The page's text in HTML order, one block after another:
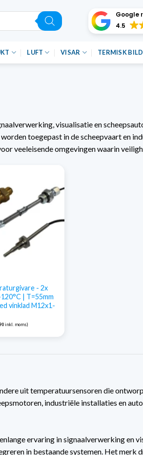
Google
4.5
LUFT VISAR TERMISK BILD
visualisatie en
toegepast in de scheepvaart en
veeleisende omgevingen waarin
- 2x
| T=55mm
vinklad M12x1-
inkl. moms)
uit temperatuursensoren die
industriële installaties en
ervaring in signaalverwerking en
in bestaande systemen. Het merk